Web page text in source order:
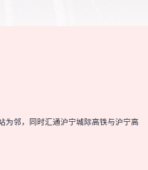
为邻，同时汇通沪宁城际高铁与沪宁高